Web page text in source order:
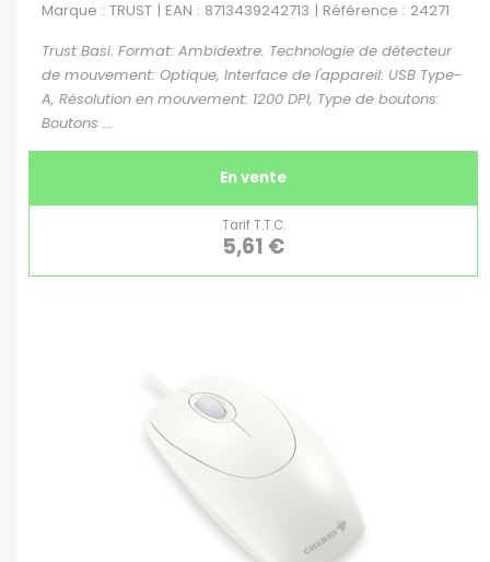
Marque : TRUST | EAN : 8713439242713 | Référence : 24271
Trust Basi. Format: Ambidextre. Technologie de détecteur
de mouvement: Optique, Interface de l'appareil: USB Type-
A, Résolution en mouvement: 1200 DPI, Type de boutons:
Boutons ...
En vente
Tarif T.T.C.
5,61 €